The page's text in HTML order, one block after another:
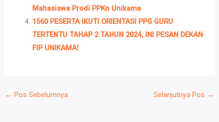
Mahasiswa Prodi PPKn Unikama
1560 PESERTA IKUTI ORIENTASI PPG GURU
TERTENTU TAHAP 2 TAHUN 2024, INI PESAN DEKAN
FIP UNIKAMA!
← Pos Sebelumnya Selanjutnya Pos →